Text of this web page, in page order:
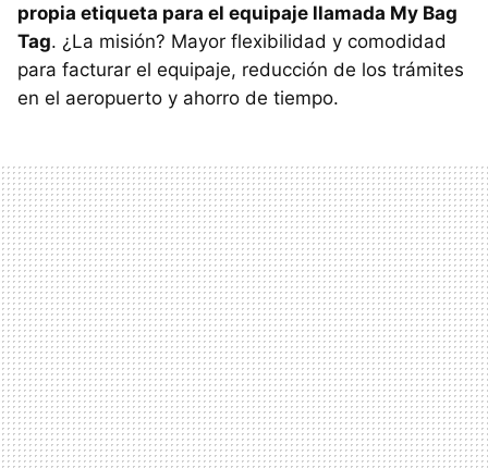
propia etiqueta para el equipaje llamada My Bag
Tag. ¿La misión? Mayor flexibilidad y comodidad
para facturar el equipaje, reducción de los trámites
en el aeropuerto y ahorro de tiempo.